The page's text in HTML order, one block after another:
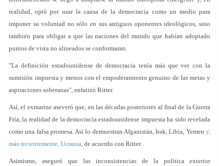
realidad, optó por usar la causa de la democracia como un medio para
imponer su voluntad no sólo en sus antiguos oponentes ideológicos, sino
también para obligar a que las naciones del mundo que habían adoptado
puntos de vista no alineados se conformaran.
"La definición estadounidense de democracia tenía más que ver con la
sumisión impuesta y menos con el empoderamiento genuino de las metas y
aspiraciones soberanas", enfatizó Ritter.
Así, el exmarine aseveró que, en las décadas posteriores al final de la Guerra
Fría, la realidad de la democracia estadounidense impuesta ha sido revelada
como una falsa promesa. Así lo demuestran Afganistán, Irak, Libia, Yemen y,
más recientemente, Ucrania, de acuerdo con Ritter.
Asimismo, aseguró que las inconsistencias de la política exterior